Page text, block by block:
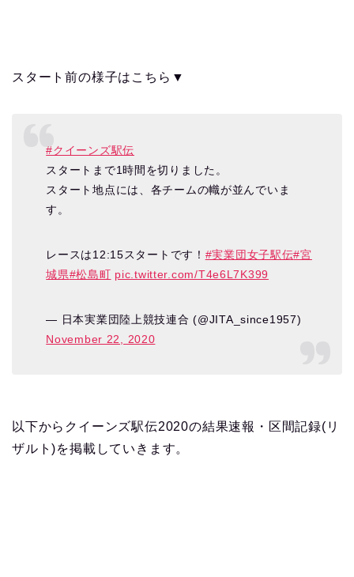
スタート前の様子はこちら▼
#クイーンズ駅伝
スタートまで1時間を切りました。
スタート地点には、各チームの幟が並んでいま
す。
レースは12:15スタートです！ #実業団女子駅伝#宮
城県#松島町 pic.twitter.com/T4e6L7K399
— 日本実業団陸上競技連合 (@JITA_since1957)
November 22, 2020
以下からクイーンズ駅伝2020の結果速報・区間記録(リ
ザルト)を掲載していきます。